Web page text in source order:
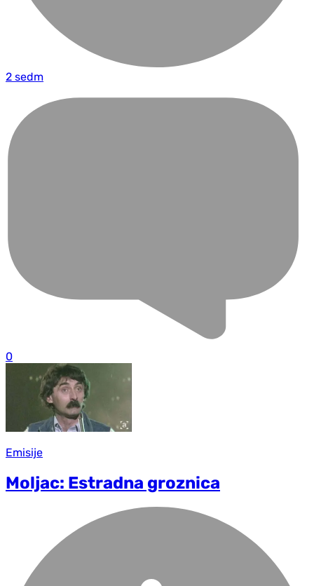
2 sedm
0
Emisije
Moljac: Estradna groznica